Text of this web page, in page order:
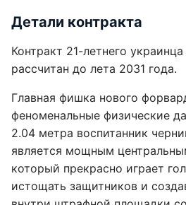
Детали контракта
Контракт 21-летнего
рассчитан до лета 2031 года.
Главная фишка нового
феноменальные физические
2.04 метра воспитанник
является мощным
который прекрасно играет
истощать защитников и